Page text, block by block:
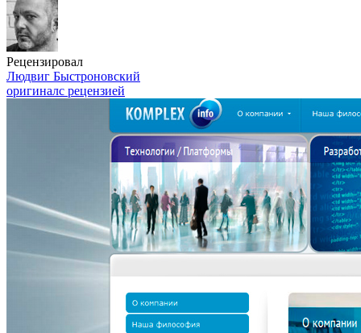
Рецензировал
Людвиг Быстроновский
оригиналс рецензией